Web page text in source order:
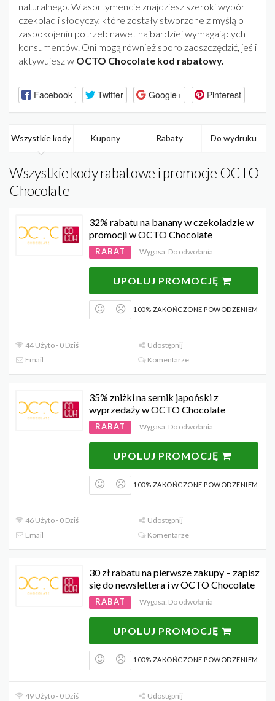
naturalnego. W asortymencie znajdziesz szeroki wybór
czekolad i słodyczy, które zostały stworzone z myślą o
zaspokojeniu potrzeb nawet najbardziej wymagających
konsumentów. Oni mogą również sporo zaoszczędzić, jeśli
aktywujesz w OCTO Chocolate kod rabatowy.
Facebook Twitter Google+ Pinterest
Wszystkie kody Kupony Rabaty Do wydruku
Wszystkie kody rabatowe i promocje OCTO
Chocolate
32% rabatu na banany w czekoladzie w
promocji w OCTO Chocolate
RABAT Wygasa: Do odwołania
UPOLUJ PROMOCJĘ
100% ZAKOŃCZONE POWODZENIEM
44 Użyto - 0 Dziś
Udostępnij
Email
Komentarze
35% zniżki na sernik japoński z
wyprzedaży w OCTO Chocolate
RABAT Wygasa: Do odwołania
UPOLUJ PROMOCJĘ
100% ZAKOŃCZONE POWODZENIEM
46 Użyto - 0 Dziś
Udostępnij
Email
Komentarze
30 zł rabatu na pierwsze zakupy – zapisz
się do newslettera i w OCTO Chocolate
RABAT Wygasa: Do odwołania
UPOLUJ PROMOCJĘ
100% ZAKOŃCZONE POWODZENIEM
49 Użyto - 0 Dziś
Udostępnij